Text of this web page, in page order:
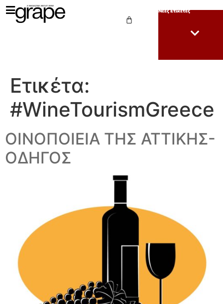
Νέες Ετικέτες
Ετικέτα:
#WineTourismGreece
ΟΙΝΟΠΟΙΕΙΑ ΤΗΣ ΑΤΤΙΚΗΣ-
ΟΔΗΓΟΣ